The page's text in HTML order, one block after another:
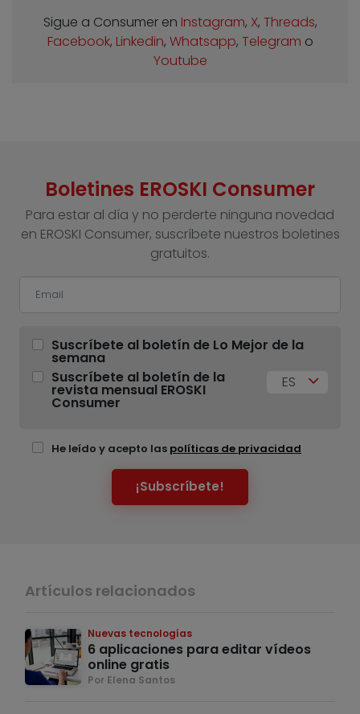
Sigue a Consumer en Instagram, X, Threads,
Facebook, Linkedin, Whatsapp, Telegram o
Youtube
Boletines EROSKI Consumer
Para estar al día y no perderte ninguna novedad
en EROSKI Consumer, suscríbete nuestros boletines
gratuitos.
Suscríbete al boletín de Lo Mejor de la
semana
Suscríbete al boletín de la
revista mensual EROSKI
Consumer
ES
He leído y acepto las políticas de privacidad
¡Subscríbete!
Artículos relacionados
Nuevas tecnologías
6 aplicaciones para editar vídeos
online gratis
Por Elena Santos